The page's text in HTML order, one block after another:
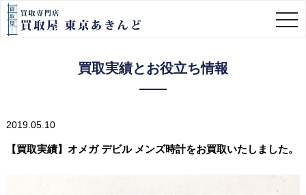
買取実績とお役立ち情報
2019.05.10
【買取実績】オメガ デビル メンズ時計をお買取いたしました。